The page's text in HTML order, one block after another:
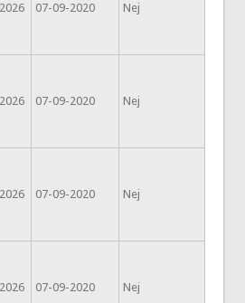
07-09-2020 Nej
07-09-2020 Nej
07-09-2020 Nej
07-09-2020 Nej